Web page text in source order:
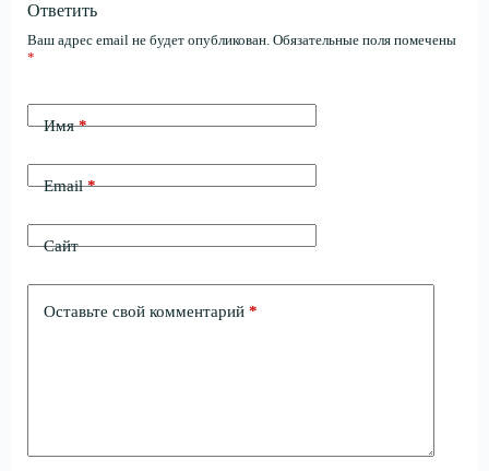
Ответить
Ваш адрес email не будет опубликован. Обязательные поля помечены
*
Имя*
Email*
Сайт
Оставьте свой комментарий *